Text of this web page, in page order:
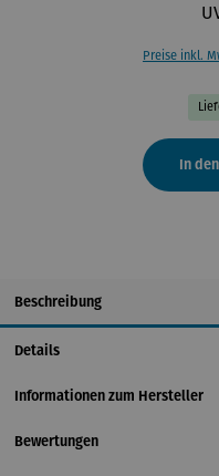
Preise inkl.
In
Beschreibung
Details
Informationen zum Hersteller
Bewertungen